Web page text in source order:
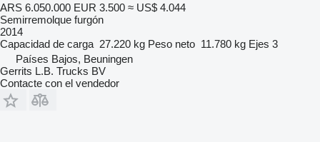
ARS 6.050.000 EUR 3.500 ≈ US$ 4.044
Semirremolque furgón
2014
Capacidad de carga 27.220 kg Peso neto 11.780 kg Ejes 3
Países Bajos, Beuningen
Gerrits L.B. Trucks BV
Contacte con el vendedor